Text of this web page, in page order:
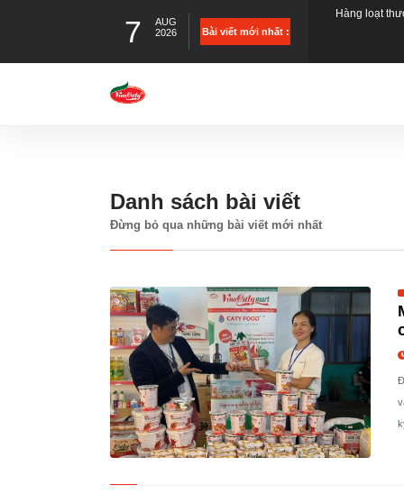
7
AUG
2026
Bài viết mới nhất :
Trend “Trái
Danh sách bài viết
Đừng bỏ qua những bài viết mới nhất